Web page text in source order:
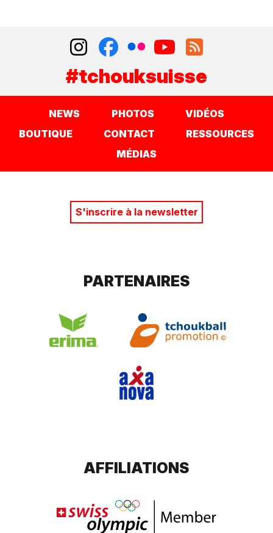
#tchouksuisse
NEWS PHOTOS
VIDÉOS
BOUTIQUE
CONTACT
RESSOURCES
MÉDIAS
S'inscrire à la newsletter
PARTENAIRES
AFFILIATIONS